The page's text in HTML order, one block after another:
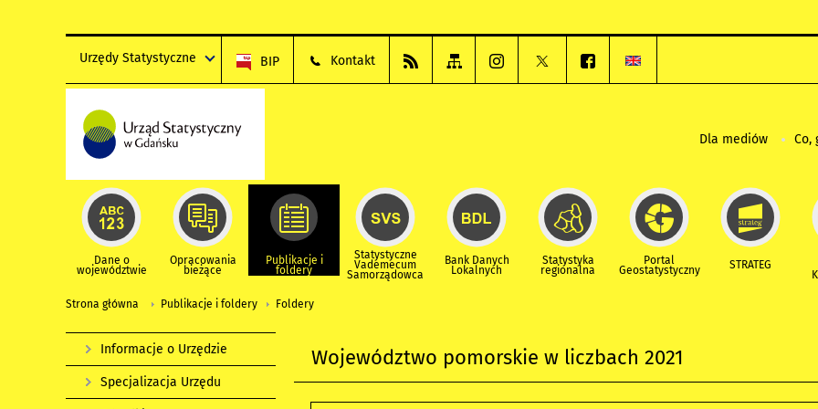
Urzędy Statystyczne BIP Kontakt
Dla mediów Co,
Dane o
województwie
Opracowania
bieżące
Publikacje i
foldery
Statystyczne
Vademecum
Samorządowca
Bank Danych
Lokalnych
Statystyka
regionalna
Portal
Geostatystyczny STRATEG
Strona główna Publikacje i foldery Foldery
Województwo pomorskie w liczbach 2021
Informacje o Urzędzie
Specjalizacja Urzędu